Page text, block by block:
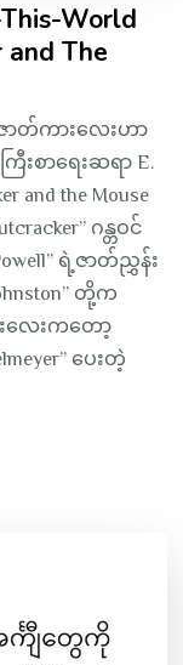
World
and The
ဇာတ်ကားလေးဟာ
ြီးစာရေးဆရာ E.
and the Mouse
ဂန္တဝင်
ရဲ့ဇာတ်ညွှန်း
တို့က
လေးကတော့
ပေးတဲ့